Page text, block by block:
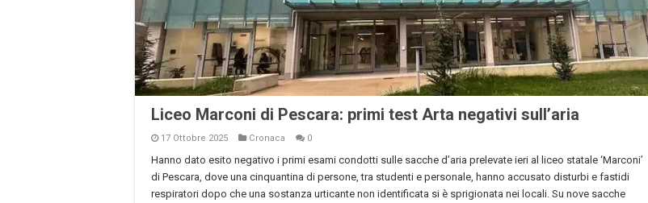
Liceo Marconi di Pescara: primi test Arta negativi sull’aria
17 Ottobre 2025 Cronaca 0
Hanno dato esito negativo i primi esami condotti sulle sacche d’aria prelevate ieri al liceo statale ‘Marconi’
di Pescara, dove una cinquantina di persone, tra studenti e personale, hanno accusato disturbi e fastidi
respiratori dopo che una sostanza urticante non identificata si è sprigionata nei locali. Su nove sacche